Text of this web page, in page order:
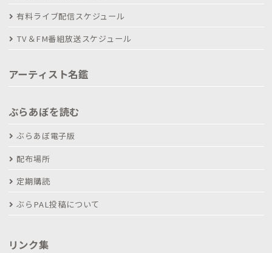
有料ライブ配信スケジュール
TV＆FM番組放送スケジュール
アーティスト名鑑
ぶらあぼを読む
ぶらあぼ電子版
配布場所
定期購読
ぶらPAL投稿について
リンク集